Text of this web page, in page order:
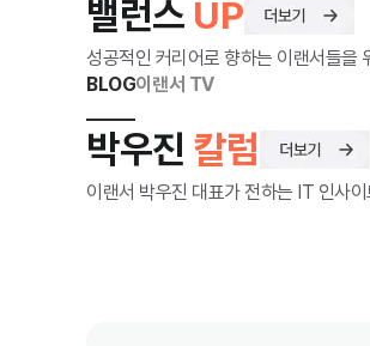
밸런스 UP
성공적인 커리어로 향하는 이랜서들을
BLOG이랜서 TV
박우진 칼럼
이랜서 박우진 대표가 전하는 IT 인사